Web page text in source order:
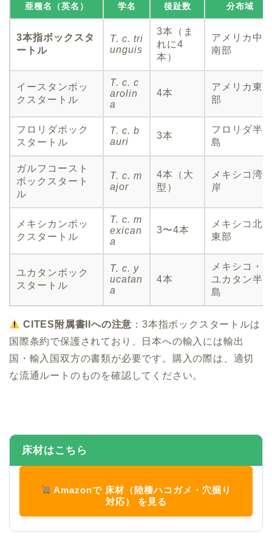
亜種名（英名） 学名 後趾数 分布域
3本指ボックスタ
ートル
T. c. tri
unguis
3本（ま
れに4
本）
アメリカ中
南部
イースタンボッ
クスタートル
T. c. c
arolin
a
4本
アメリカ東
部
フロリダボック
スタートル
T. c. b
auri
3本
フロリダ半
島
ガルフコースト
ボックスタート
ル
T. c. m
ajor
4本（大
型）
メキシコ湾
岸
メキシカンボッ
クスタートル
T. c. m
exican
a
3〜4本
メキシコ北
東部
ユカタンボック
スタートル
T. c. y
ucatan
a
4本
メキシコ・
ユカタン半
島
CITES附属書IIへの注意 ：3本指ボックスタートルは
国際条約で保護されており、日本への輸入には輸出
国・輸入国双方の書類が必要です。購入の際は、適切
な流通ルートのものを確認してください。
床材はこちら
Amazonで 床材（陸棲ハコガメ・穴掘り
対応） を見る